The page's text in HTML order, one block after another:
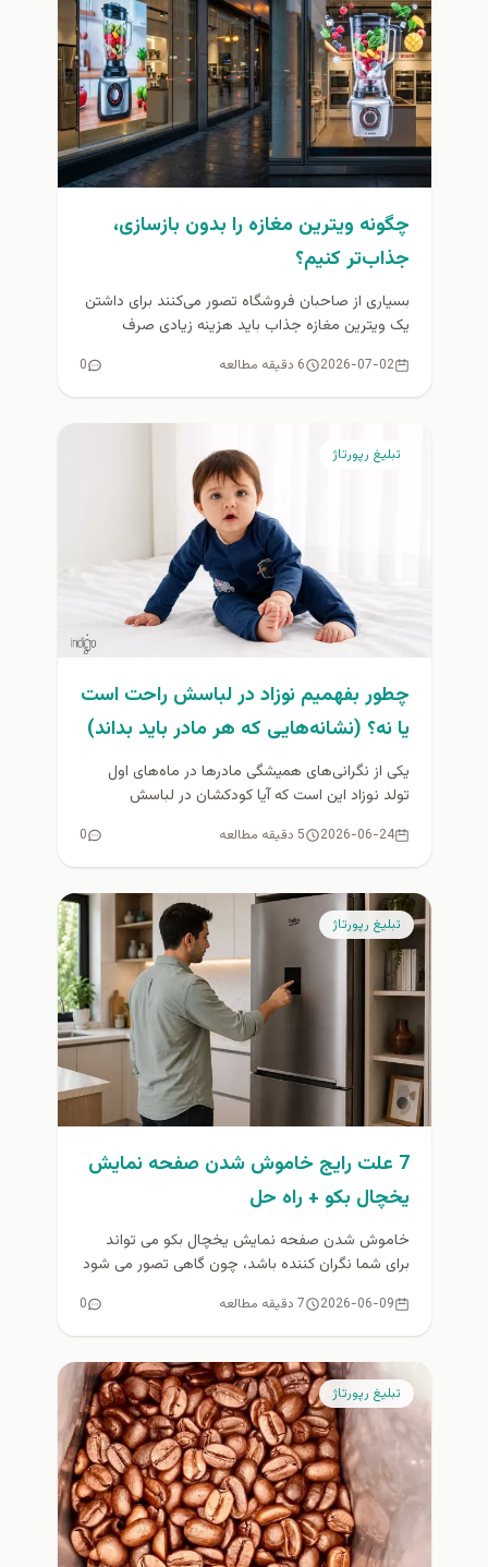
چگونه ویترین مغازه را بدون بازسازی،
جذاب‌تر کنیم؟
بسیاری از صاحبان فروشگاه تصور می‌کنند برای داشتن
یک ویترین مغازه جذاب باید هزینه زیادی صرف
2026-07-02 6 دقیقه مطالعه 0
تبلیغ رپورتاژ
چطور بفهمیم نوزاد در لباسش راحت است
یا نه؟ (نشانه‌هایی که هر مادر باید بداند)
یکی از نگرانی‌های همیشگی مادرها در ماه‌های اول
تولد نوزاد این است که آیا کودکشان در لباسش
2026-06-24 5 دقیقه مطالعه 0
تبلیغ رپورتاژ
7 علت رایج خاموش شدن صفحه نمایش
یخچال بکو + راه حل
خاموش شدن صفحه نمایش یخچال بکو می تواند
برای شما نگران کننده باشد، چون گاهی تصور می شود
2026-06-09 7 دقیقه مطالعه 0
تبلیغ رپورتاژ